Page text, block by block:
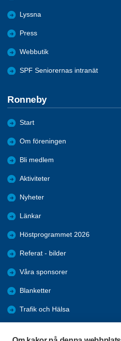
Lyssna
Press
Webbutik
SPF Seniorernas intranät
Ronneby
Start
Om föreningen
Bli medlem
Aktiviteter
Nyheter
Länkar
Höstprogrammet 2026
Referat - bilder
Våra sponsorer
Blanketter
Trafik och Hälsa